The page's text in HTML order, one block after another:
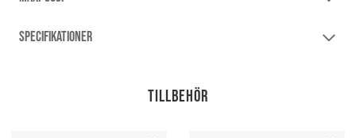
SPECIFIKATIONER
Tillbehör